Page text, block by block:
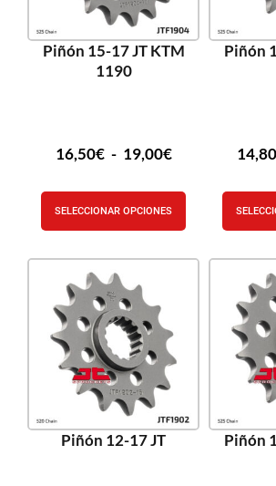
Piñón 15-17 JT KTM
1190
16,50€ - 19,00€
SELECCIONAR OPCIONES
Piñón
14,80
Piñón 12-17 JT
Piñón